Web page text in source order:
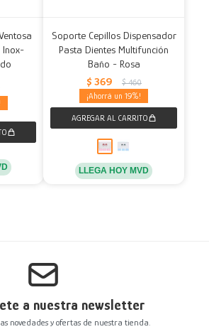
Inox-
Soporte Cepillos Dispensador
Pasta Dientes Multifunción
Baño - Rosa
$ 369 $ 460
19
LLEGA HOY MVD
a nuestra newsletter
novedades y ofertas de nuestra tienda.